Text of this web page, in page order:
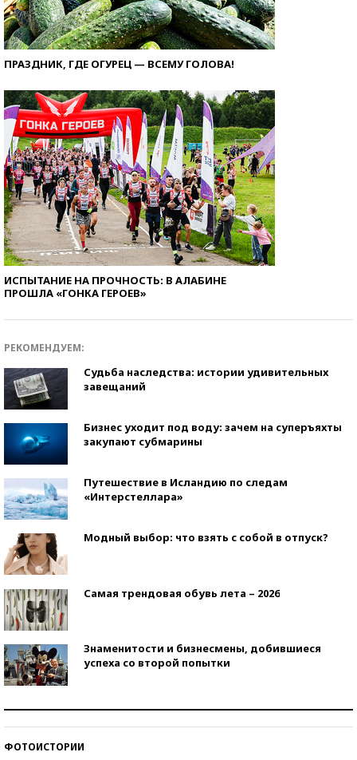
ПРАЗДНИК, ГДЕ ОГУРЕЦ — ВСЕМУ ГОЛОВА!
ИСПЫТАНИЕ НА ПРОЧНОСТЬ: В АЛАБИНЕ
ПРОШЛА «ГОНКА ГЕРОЕВ»
РЕКОМЕНДУЕМ:
Судьба наследства: истории удивительных
завещаний
Бизнес уходит под воду: зачем на суперъяхты
закупают субмарины
Путешествие в Исландию по следам
«Интерстеллара»
Модный выбор: что взять с собой в отпуск?
Самая трендовая обувь лета – 2026
Знаменитости и бизнесмены, добившиеся
успеха со второй попытки
ФОТОИСТОРИИ